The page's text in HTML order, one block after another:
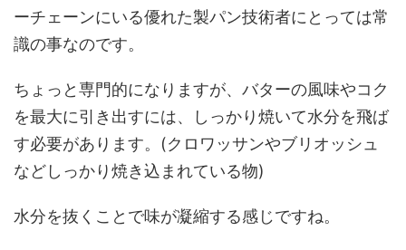
ーチェーンにいる優れた製パン技術者にとっては常
識の事なのです。
ちょっと専門的になりますが、バターの風味やコク
を最大に引き出すには、しっかり焼いて水分を飛ば
す必要があります。(クロワッサンやブリオッシュ
などしっかり焼き込まれている物)
水分を抜くことで味が凝縮する感じですね。